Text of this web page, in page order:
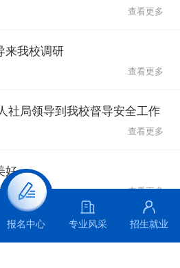
查看更多
来我校调研
查看更多
社局领导到我校督导安全工作
查看更多
好
查看更多
主题宣讲 | 青春无毒 向阳而生 ——石家庄装备制造学校开展防范青少年药物滥用主题宣讲活动
报名中心 专业风采 招生就业